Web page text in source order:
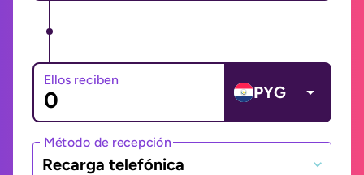
Ellos reciben
PYG
Método de recepción
Recarga telefónica